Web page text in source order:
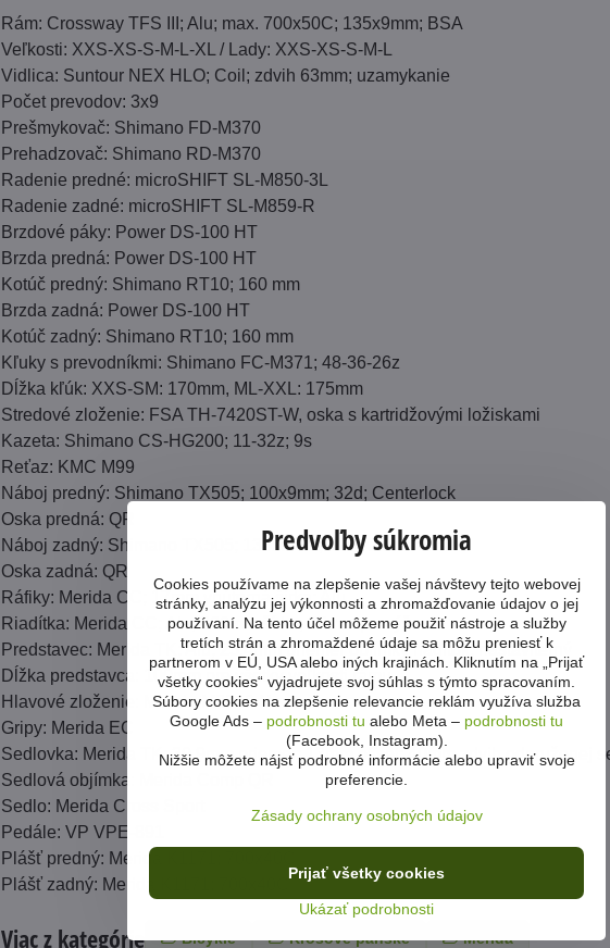
Rám: Crossway TFS III; Alu; max. 700x50C; 135x9mm; BSA
Veľkosti: XXS-XS-S-M-L-XL / Lady: XXS-XS-S-M-L
Vidlica: Suntour NEX HLO; Coil; zdvih 63mm; uzamykanie
Počet prevodov: 3x9
Prešmykovač: Shimano FD-M370
Prehadzovač: Shimano RD-M370
Radenie predné: microSHIFT SL-M850-3L
Radenie zadné: microSHIFT SL-M859-R
Brzdové páky: Power DS-100 HT
Brzda predná: Power DS-100 HT
Kotúč predný: Shimano RT10; 160 mm
Brzda zadná: Power DS-100 HT
Kotúč zadný: Shimano RT10; 160 mm
Kľuky s prevodníkmi: Shimano FC-M371; 48-36-26z
Dĺžka kľúk: XXS-SM: 170mm, ML-XXL: 175mm
Stredové zloženie: FSA TH-7420ST-W, oska s kartridžovými ložiskami
Kazeta: Shimano CS-HG200; 11-32z; 9s
Reťaz: KMC M99
Náboj predný: Shimano TX505; 100x9mm; 32d; Centerlock
Oska predná: QR
Náboj zadný: Shimano TX505; 135x9mm; 32d; Centerlock
Oska zadná: QR
Ráfiky: Merida CC; 17mm vnútorná šírka; Alu
Riadítka: Merida CC; Alu; 660mm šírka; 25mm prevýšenie
Predstavec: Merida TK; Alu; 25.4mm priemer objímky riadítok; nastaviteľný
Dĺžka predstavca: 100mm pre všetky veľkosti rámu
Hlavové zloženie: Merida M2340 Neck
Gripy: Merida EC
Sedlovka: Merida TK; 30.9mm priemer; 13mm offset; 40mm zdvih odpruženej
Sedlová objímka: Merida Comp QR
Sedlo: Merida Cross Sport
Pedále: VP VPE-891
Plášť predný: Merida K1171; 700x40C
Plášť zadný: Merida K1171; 700x40C
Viac z kategórie Bicykle Krosové pánske Merida
Predvoľby súkromia
Cookies používame na zlepšenie vašej návštevy tejto webovej
stránky, analýzu jej výkonnosti a zhromažďovanie údajov o jej
používaní. Na tento účel môžeme použiť nástroje a služby
tretích strán a zhromaždené údaje sa môžu preniesť k
partnerom v EÚ, USA alebo iných krajinách. Kliknutím na „Prijať
všetky cookies“ vyjadrujete svoj súhlas s týmto spracovaním.
Súbory cookies na zlepšenie relevancie reklám využíva služba
Google Ads – podrobnosti tu alebo Meta – podrobnosti tu
(Facebook, Instagram).
Nižšie môžete nájsť podrobné informácie alebo upraviť svoje
preferencie.
Zásady ochrany osobných údajov
Ukázať podrobnosti
Prijať všetky cookies